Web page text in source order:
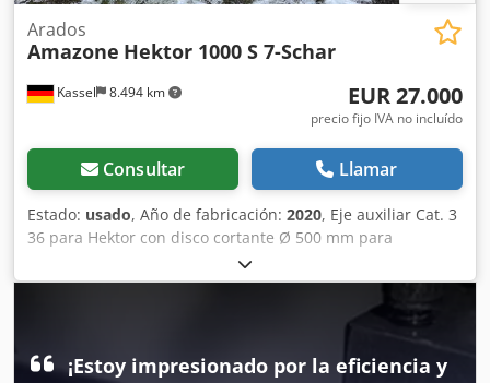
Kassel 8.494 km
Arados
Amazone Hektor 1000 S 7-Schar
EUR 27.000
precio fijo IVA no incluído
Consultar Llamar
Estado: usado, Año de fabricación: 2020, Eje auxiliar Cat. 3
36 para Hektor con disco cortante Ø 500 mm para
liberación hidráulica de piedras / delantero con pre-arado
pesado G1 ajustable, iluminación trasera LED, señalización
frontal / sistema antirrobo, homologación de tipo UE 40
km/h - arado reversible de arrastre completo - RH 82 /
ampliable Dsdethk U Topfx Abrock
¡Estoy impresionado por la eficiencia y